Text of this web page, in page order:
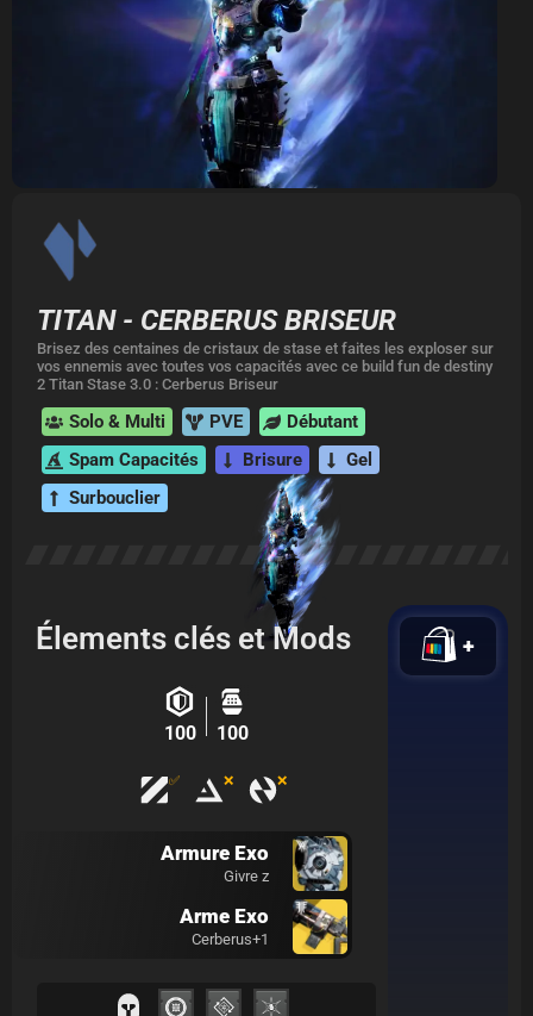
TITAN - CERBERUS BRISEUR
Brisez des centaines de cristaux de stase et faites les exploser sur
vos ennemis avec toutes vos capacités avec ce build fun de destiny
2 Titan Stase 3.0 : Cerberus Briseur
Solo & Multi PVE
Débutant
Spam Capacités
Brisure
Gel
Surbouclier
Élements clés et Mods
100 100
✅ ❌ ❌
Armure Exo
Givre z
Arme Exo
Cerberus+1
+